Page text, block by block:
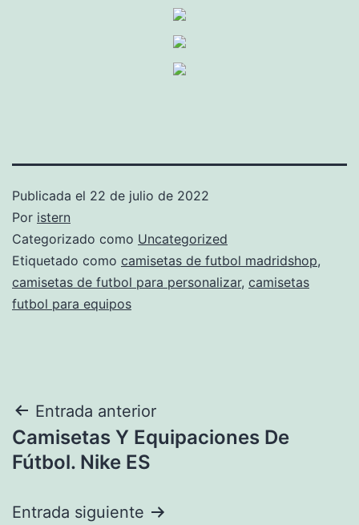
Publicada el 22 de julio de 2022
Por istern
Categorizado como Uncategorized
Etiquetado como camisetas de futbol madridshop,
camisetas de futbol para personalizar, camisetas
futbol para equipos
Navegación
de
Entrada anterior
Camisetas Y Equipaciones De
Fútbol. Nike ES
Entrada siguiente